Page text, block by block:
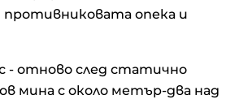
опека и
- отново след статично
мина с около метър-два над
свързани продукти
Lyft отчита рекордни
резервации, но по-големите
отстъпки ограничиха печалбата